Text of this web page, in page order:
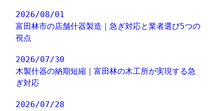
2026/08/01
富田林市の店舗什器製造｜急ぎ対応と業者選び5つの
視点
2026/07/30
木製什器の納期短縮｜富田林の木工所が実現する急
ぎ対応
2026/07/28